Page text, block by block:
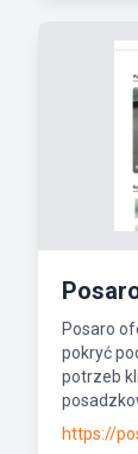
Posaro
pokryć
potrzeb
https://